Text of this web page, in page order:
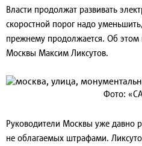
Власти продолжат развивать
скоростной порог надо
прежнему продолжается. Об этом
Москвы Максим Ликсутов.
Фото:
Руководители Москвы уже давно
не облагаемых штрафами.